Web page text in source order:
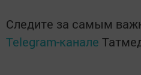
Следите за самым
Telegram-канале